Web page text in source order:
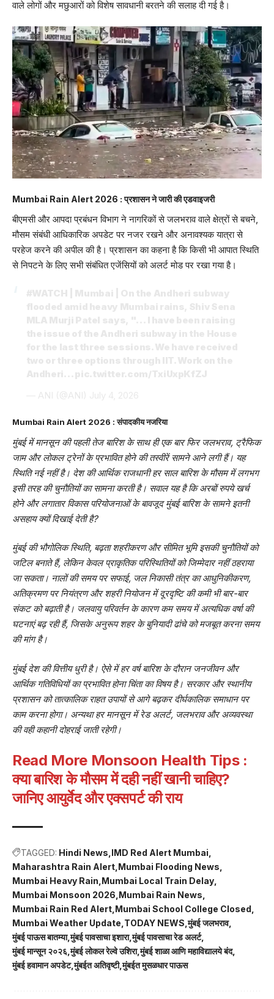
वाले लोगों और मछुआरों को विशेष सावधानी बरतने की सलाह दी गई है।
Mumbai Rain Alert 2026 : प्रशासन ने जारी की एडवाइजरी
बीएमसी और आपदा प्रबंधन विभाग ने नागरिकों से जलभराव वाले क्षेत्रों से बचने,
मौसम संबंधी आधिकारिक अपडेट पर नजर रखने और अनावश्यक यात्रा से
परहेज करने की अपील की है। प्रशासन का कहना है कि किसी भी आपात स्थिति
से निपटने के लिए सभी संबंधित एजेंसियों को अलर्ट मोड पर रखा गया है।
Mumbai Rain Alert 2026 : संपादकीय नजरिया
मुंबई में मानसून की पहली तेज बारिश के साथ ही एक बार फिर जलभराव, ट्रैफिक
जाम और लोकल ट्रेनों के प्रभावित होने की तस्वीरें सामने आने लगी हैं। यह
स्थिति नई नहीं है। देश की आर्थिक राजधानी हर साल बारिश के मौसम में लगभग
इसी तरह की चुनौतियों का सामना करती है। सवाल यह है कि अरबों रुपये खर्च
होने और लगातार विकास परियोजनाओं के बावजूद मुंबई बारिश के सामने इतनी
असहाय क्यों दिखाई देती है?
मुंबई की भौगोलिक स्थिति, बढ़ता शहरीकरण और सीमित भूमि इसकी चुनौतियों को
जटिल बनाते हैं, लेकिन केवल प्राकृतिक परिस्थितियों को जिम्मेदार नहीं ठहराया
जा सकता। नालों की समय पर सफाई, जल निकासी तंत्र का आधुनिकीकरण,
अतिक्रमण पर नियंत्रण और शहरी नियोजन में दूरदृष्टि की कमी भी बार-बार
संकट को बढ़ाती है। जलवायु परिवर्तन के कारण कम समय में अत्यधिक वर्षा की
घटनाएं बढ़ रही हैं, जिसके अनुरूप शहर के बुनियादी ढांचे को मजबूत करना समय
की मांग है।
मुंबई देश की वित्तीय धुरी है। ऐसे में हर वर्ष बारिश के दौरान जनजीवन और
आर्थिक गतिविधियों का प्रभावित होना चिंता का विषय है। सरकार और स्थानीय
प्रशासन को तात्कालिक राहत उपायों से आगे बढ़कर दीर्घकालिक समाधान पर
काम करना होगा। अन्यथा हर मानसून में रेड अलर्ट, जलभराव और अव्यवस्था
की वही कहानी दोहराई जाती रहेगी।
Read More Monsoon Health Tips :
क्या बारिश के मौसम में दही नहीं खानी चाहिए?
जानिए आयुर्वेद और एक्सपर्ट की राय
TAGGED: Hindi News
IMD Red Alert Mumbai
Maharashtra Rain Alert Mumbai Flooding News
Mumbai Heavy Rain Mumbai Local Train Delay
Mumbai Monsoon 2026 Mumbai Rain News
Mumbai Rain Red Alert Mumbai School College Closed
Mumbai Weather Update TODAY NEWS मुंबई जलभराव
मुंबई पाऊस बातम्या मुंबई पावसाचा इशारा मुंबई पावसाचा रेड अलर्ट
मुंबई मान्सून २०२६ मुंबई लोकल रेल्वे उशिरा मुंबई शाळा आणि महाविद्यालये बंद
मुंबई हवामान अपडेट मुंबईत अतिवृष्टी मुंबईत मुसळधार पाऊस